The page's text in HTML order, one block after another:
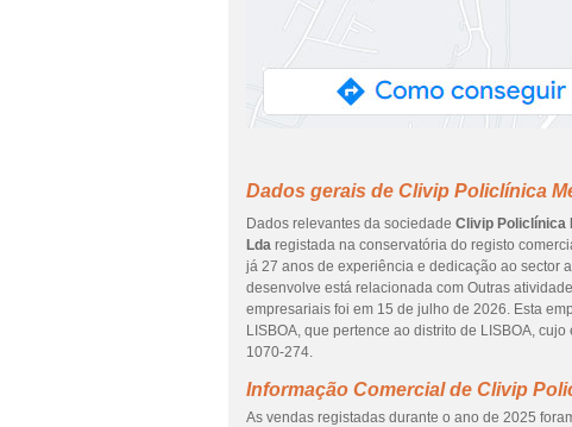
Dados gerais de Clivip Policlínica
Dados relevantes da sociedade Clivip Policlínica
Lda registada na conservatória do registo
já 27 anos de experiência e dedicação ao sector
desenvolve está relacionada com Outras
empresariais foi em 15 de julho de 2026. Esta
LISBOA, que pertence ao distrito de LISBOA,
1070-274.
Informação Comercial de Clivip
As vendas registadas durante o ano de 2025